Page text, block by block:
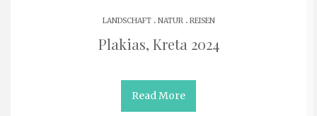
LANDSCHAFT. NATUR . REISEN
Plakias, Kreta 2024
Read More